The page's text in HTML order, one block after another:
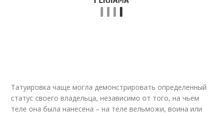
Татуировка чаще могла демонстрировать определенный
статус своего владельца, независимо от того, на чьем
теле она была нанесена – на теле вельможи, воина или